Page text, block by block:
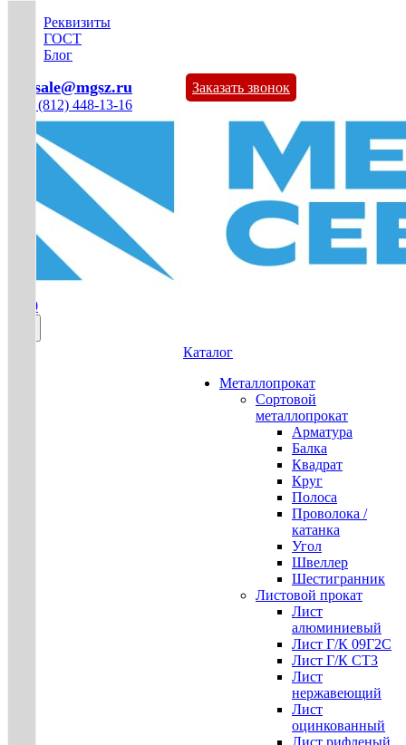
Реквизиты
ГОСТ
Блог
mg-sale@mgsz.ru
Заказать звонок
+7 (812) 448-13-16
0
Каталог
Металлопрокат
Сортовой
металлопрокат
Арматура
Балка
Квадрат
Круг
Полоса
Проволока /
катанка
Угол
Швеллер
Шестигранник
Листовой прокат
Лист
алюминиевый
Лист Г/К 09Г2С
Лист Г/К СТ3
Лист
нержавеющий
Лист
оцинкованный
Лист рифленый